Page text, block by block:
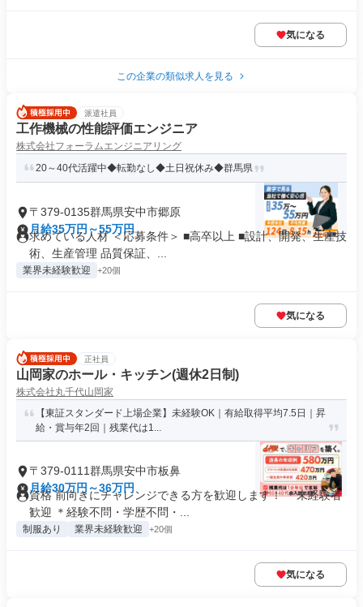
気になる
この企業の類似求人を見る
派遣社員
工作機械の性能評価エンジニア
株式会社フォーラムエンジニアリング
20～40代活躍中◆転勤なし◆土日祝休み◆群馬県
〒379-0135群馬県安中市郷原
月給35万円～55万円
求めている人材 ＜応募条件＞ ■高卒以上 ■設計、開発、生産技
術、生産管理 品質保証、...
業界未経験歓迎 +20個
気になる
正社員
山岡家のホール・キッチン(週休2日制)
株式会社丸千代山岡家
【東証スタンダード上場企業】未経験OK｜有給取得平均7.5日｜昇
給・賞与年2回｜残業代は1...
〒379-0111群馬県安中市板鼻
月給30万円～36万円
資格 前向きにチャレンジできる方を歓迎します！ ＊未経験者
歓迎 ＊経験不問・学歴不問・...
制服あり 業界未経験歓迎 +20個
気になる